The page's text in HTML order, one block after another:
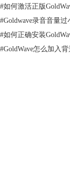
#如何激活正版
#Goldwave录音音量
#如何正确安装
#GoldWave怎么加入